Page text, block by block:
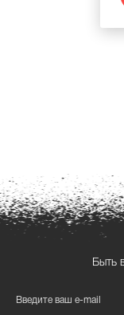
Быть
Введите ваш e-mail